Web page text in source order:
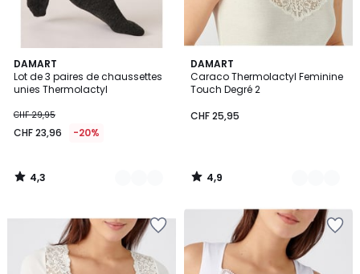
DAMART
Lot de 3 paires de chaussettes
unies Thermolactyl
CHF 29,95
CHF 23,96 -20%
4,3
/ 5
2
Couleurs
4,3
/
DAMART
Caraco Thermolactyl Feminine
Touch Degré 2
CHF 25,95
4,9
/ 5
2
Couleurs
4,9
/